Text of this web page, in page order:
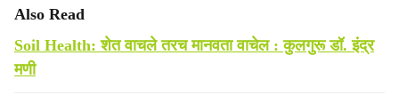
Also Read
Soil Health: शेत वाचले तरच मानवता वाचेल : कुलगुरू डॉ. इंद्र
मणी